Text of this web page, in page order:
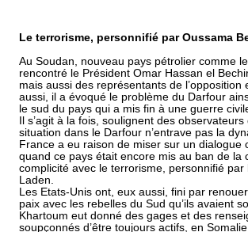
Le terrorisme, personnifié par Oussama
Au Soudan, nouveau pays pétrolier comme
rencontré le Président Omar Hassan el
mais aussi des représentants de
aussi, il a évoqué le problème du Darfour
le sud du pays qui a mis fin à une guerre
Il s’agit à la fois, soulignent des
situation dans le Darfour n’entrave pas la
France a eu raison de miser sur un
quand ce pays était encore mis au ban de la
complicité avec le terrorisme, personnifié
Laden.
Les Etats-Unis ont, eux aussi, fini par
paix avec les rebelles du Sud qu’ils avaient
Khartoum eut donné des gages et des
soupçonnés d’être toujours actifs, en